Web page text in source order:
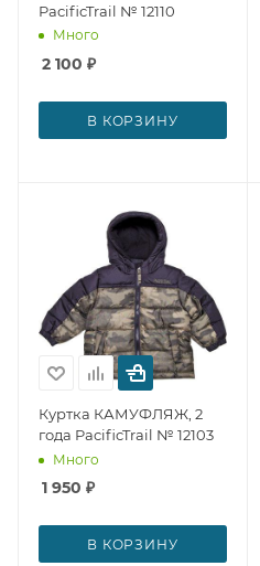
PacificTrail № 12110
Много
2 100 ₽
В КОРЗИНУ
Куртка КАМУФЛЯЖ, 2
года PacificTrail № 12103
Много
1 950 ₽
В КОРЗИНУ